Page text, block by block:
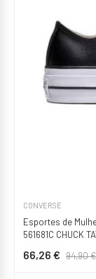
CONVERSE
Esportes de Mulher e Homem e Menina e Menino CONVERSE
561681C CHUCK
BLACK-BLACK-
66,26 € 94,90 €